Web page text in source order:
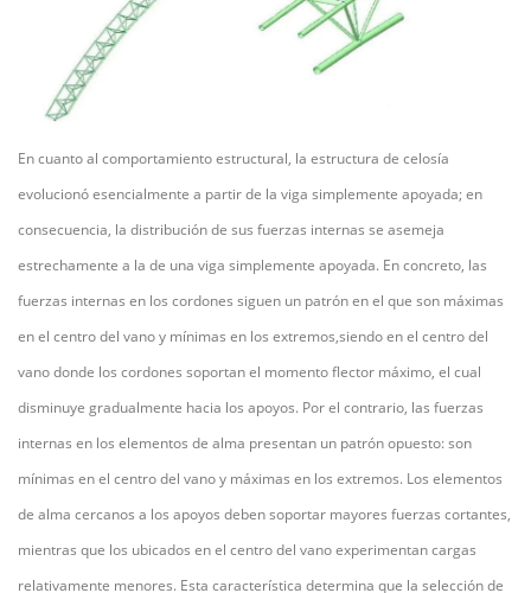
En cuanto al comportamiento estructural, la estructura de celosía
evolucionó esencialmente a partir de la viga simplemente apoyada; en
consecuencia, la distribución de sus fuerzas internas se asemeja
estrechamente a la de una viga simplemente apoyada. En concreto, las
fuerzas internas en los cordones siguen un patrón en el que son máximas
en el centro del vano y mínimas en los extremos,siendo en el centro del
vano donde los cordones soportan el momento flector máximo, el cual
disminuye gradualmente hacia los apoyos. Por el contrario, las fuerzas
internas en los elementos de alma presentan un patrón opuesto: son
mínimas en el centro del vano y máximas en los extremos. Los elementos
de alma cercanos a los apoyos deben soportar mayores fuerzas cortantes,
mientras que los ubicados en el centro del vano experimentan cargas
relativamente menores. Esta característica determina que la selección de